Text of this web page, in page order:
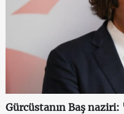
Gürcüstanın Baş